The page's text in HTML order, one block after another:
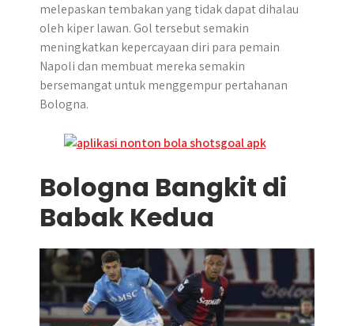
melepaskan tembakan yang tidak dapat dihalau
oleh kiper lawan. Gol tersebut semakin
meningkatkan kepercayaan diri para pemain
Napoli dan membuat mereka semakin
bersemangat untuk menggempur pertahanan
Bologna.
Bologna Bangkit di
Babak Kedua